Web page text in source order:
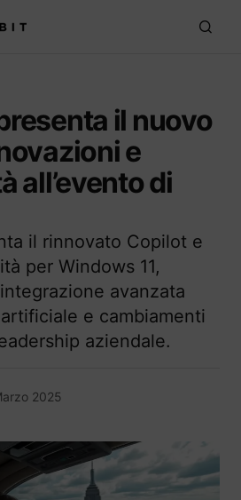
il nuovo
e
all’evento di
il rinnovato Copilot e
per Windows 11,
avanzata
e cambiamenti
aziendale.
2025